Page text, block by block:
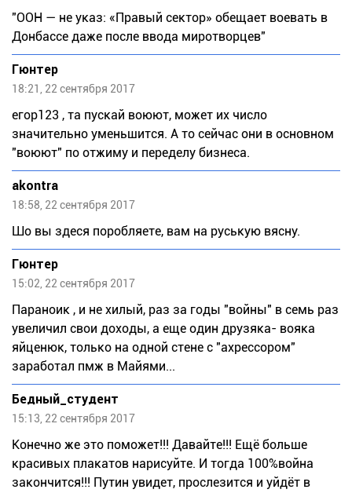
"ООН — не указ: «Правый сектор» обещает воевать в
Донбассе даже после ввода миротворцев"
Гюнтер
18:21, 22 сентября 2017
егор123 , та пускай воюют, может их число
значительно уменьшится. А то сейчас они в основном
"воюют" по отжиму и переделу бизнеса.
akontra
18:58, 22 сентября 2017
Шо вы здеся поробляете, вам на руськую вясну.
Гюнтер
15:02, 22 сентября 2017
Паpаноик , и не хилый, раз за годы "войны" в семь раз
увеличил свои доходы, а еще один друзяка- вояка
яйценюк, только на одной стене с "ахрессором"
заработал пмж в Майями...
Бедный_студент
15:13, 22 сентября 2017
Конечно же это поможет!!! Давайте!!! Ещё больше
красивых плакатов нарисуйте. И тогда 100%война
закончится!!! Путин увидет, прослезится и уйдёт в